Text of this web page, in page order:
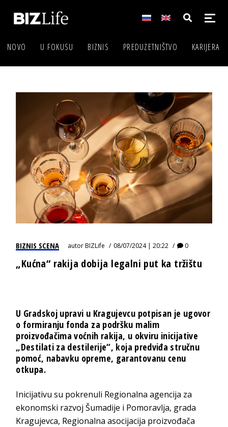
NOVO U FOKUSU BIZNIS PREDUZETNIŠTVO KARIJERA
BIZNIS SCENA autorBIZLife 08/07/2024 | 20:22 0
„Kućna“ rakija dobija legalni put ka tržištu
U Gradskoj upravi u Kragujevcu potpisan je ugovor
o formiranju fonda za podršku malim
proizvođačima voćnih rakija, u okviru inicijative
„Destilati za destilerije“, koja predviđa stručnu
pomoć, nabavku opreme, garantovanu cenu
otkupa.
Inicijativu su pokrenuli Regionalna agencija za
ekonomski razvoj Šumadije i Pomoravlja, grada
Kragujevca, Regionalna asocijacija proizvođača